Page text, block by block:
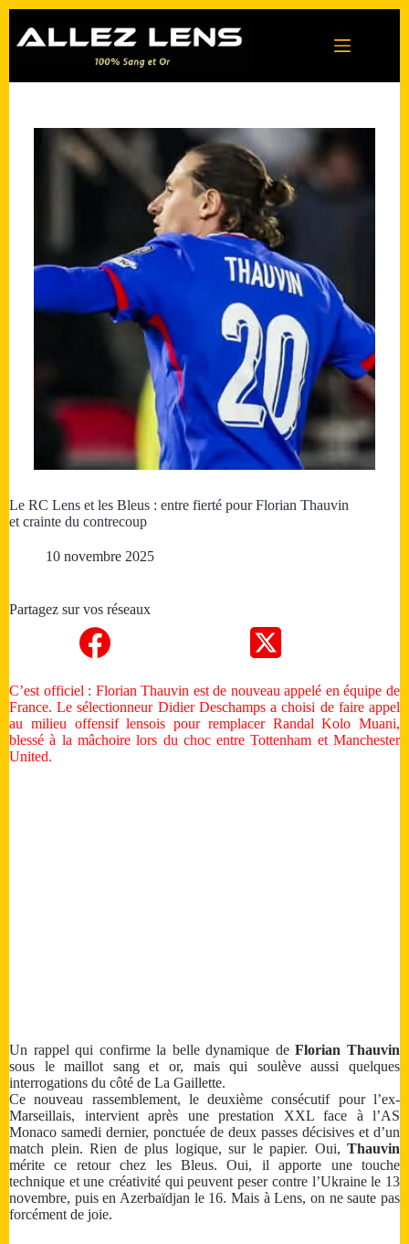
contenu
Le RC Lens et les Bleus : entre fierté pour Florian Thauvin
et crainte du contrecoup
10 novembre 2025
Partagez sur vos réseaux
C’est officiel : Florian Thauvin est de nouveau appelé en équipe de
France. Le sélectionneur Didier Deschamps a choisi de faire appel
au milieu offensif lensois pour remplacer Randal Kolo Muani,
blessé à la mâchoire lors du choc entre Tottenham et Manchester
United.
Un rappel qui confirme la belle dynamique deFlorian Thauvin
sous le maillot sang et or, mais qui soulève aussi quelques
interrogations du côté de La Gaillette.
Ce nouveau rassemblement, le deuxième consécutif pour l’ex-
Marseillais, intervient après une prestation XXL face à l’AS
Monaco samedi dernier, ponctuée de deux passes décisives et d’un
match plein. Rien de plus logique, sur le papier. Oui, Thauvin
mérite ce retour chez les Bleus. Oui, il apporte une touche
technique et une créativité qui peuvent peser contre l’Ukraine le 13
novembre, puis en Azerbaïdjan le 16. Mais à Lens, on ne saute pas
forcément de joie.